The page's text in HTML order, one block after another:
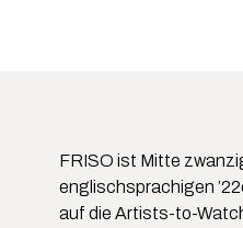
FRISO ist Mitte
englischsprachigen
auf die Artists-to-